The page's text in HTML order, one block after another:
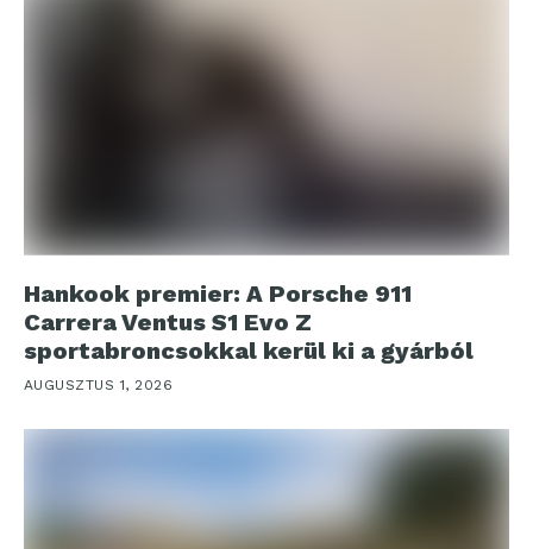
Hankook premier: A Porsche 911
Carrera Ventus S1 Evo Z
sportabroncsokkal kerül ki a gyárból
AUGUSZTUS 1, 2026